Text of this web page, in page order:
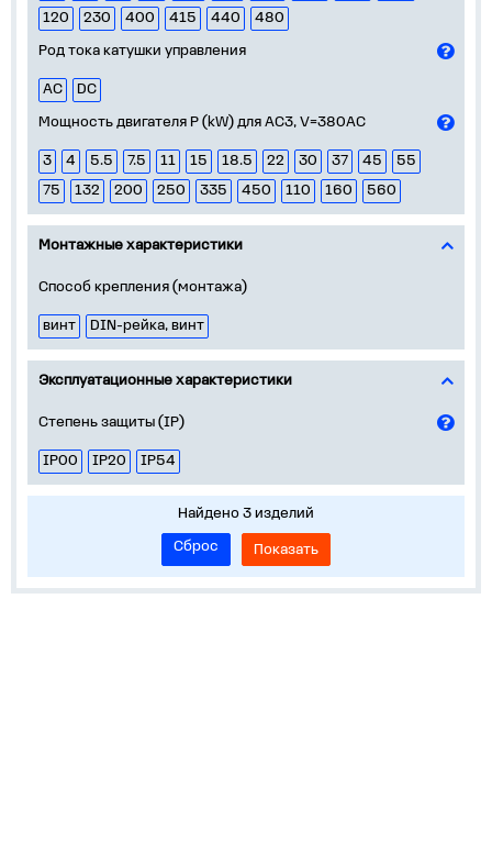
120
230 400 415 440
480
Род тока катушки управления
AC
DC
Мощность двигателя Р (kW) для AC3, V=380AC
3 4 5.5 7.5 11 15 18.5 22 30 37 45
55
75
132 200 250 335 450 110 160 560
Монтажные характеристики
Способ крепления (монтажа)
винт DIN-рейка, винт
Эксплуатационные характеристики
Степень защиты (IP)
IP00 IP20 IP54
Найдено 3 изделий
Сброс
Показать